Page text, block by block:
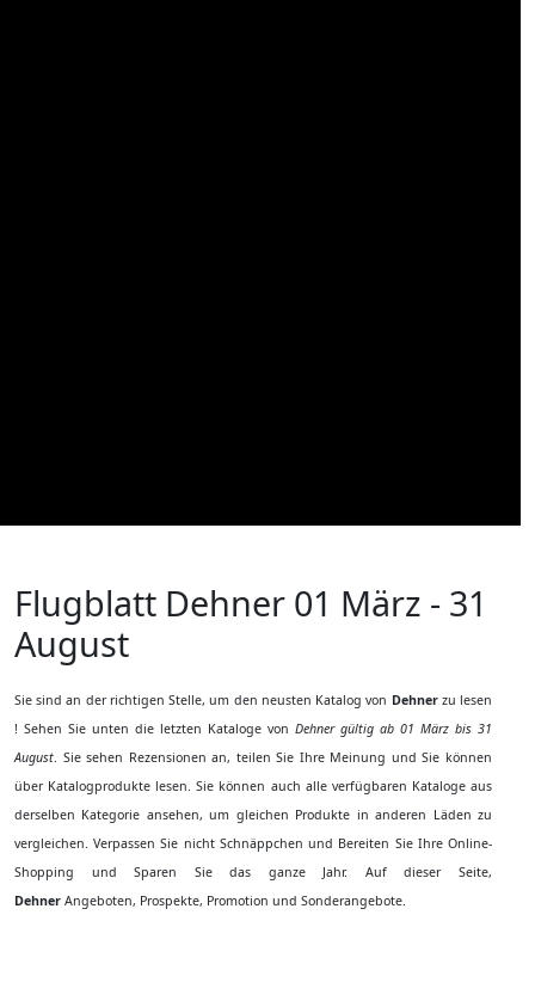
Flugblatt Dehner 01 März - 31
August
Sie sind an der richtigen Stelle, um den neusten Katalog von Dehner zu lesen
! Sehen Sie unten die letzten Kataloge von Dehner gültig ab 01 März bis 31
August. Sie sehen Rezensionen an, teilen Sie Ihre Meinung und Sie können
über Katalogprodukte lesen. Sie können auch alle verfügbaren Kataloge aus
derselben Kategorie ansehen, um gleichen Produkte in anderen Läden zu
vergleichen. Verpassen Sie nicht Schnäppchen und Bereiten Sie Ihre Online-
Shopping und Sparen Sie das ganze Jahr. Auf dieser Seite,
Dehner Angeboten, Prospekte, Promotion und Sonderangebote.